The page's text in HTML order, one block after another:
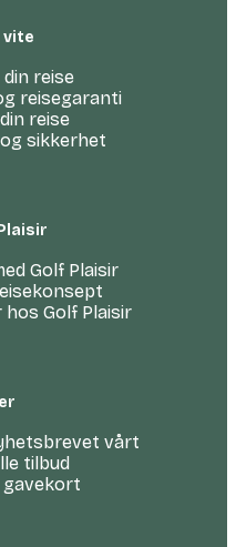
vite
reise
reisegaranti
reise
sikkerhet
Golf Plaisir
hos Golf Plaisir
vårt
tilbud
gavekort